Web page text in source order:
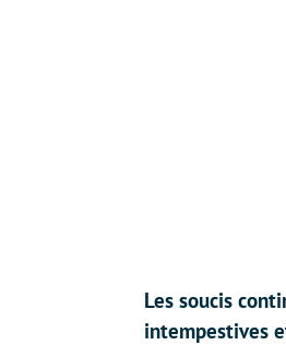
Les soucis
intempestives